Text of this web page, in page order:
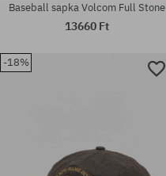
Baseball sapka Volcom Full Stone
13660 Ft
-18%